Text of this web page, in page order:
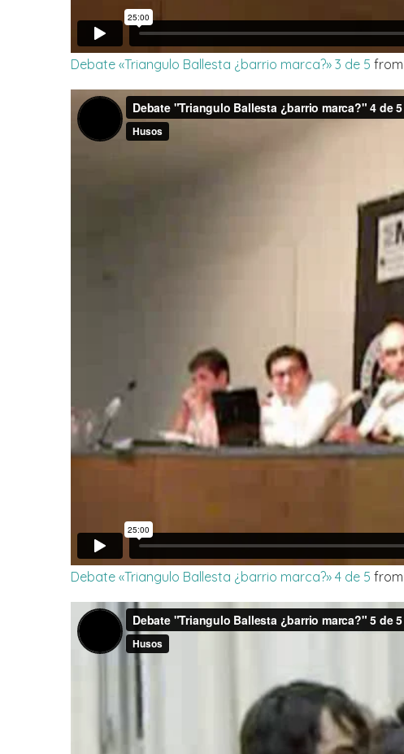
Debate «Triangulo Ballesta ¿barrio marca?» 3 de 5 from
Debate «Triangulo Ballesta ¿barrio marca?» 4 de 5 from